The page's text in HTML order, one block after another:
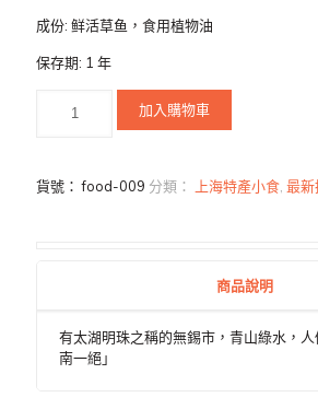
成份: 鲜活草鱼，食用植物油
保存期: 1 年
加入購物車
貨號：food-009 分類： 上海特產小食 最新
商品說明
有太湖明珠之稱的無錫市，青山綠水，
南一絕」